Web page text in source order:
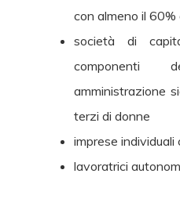
con almeno il 60%
società di
componenti
amministrazione
terzi di donne
imprese
lavoratrici